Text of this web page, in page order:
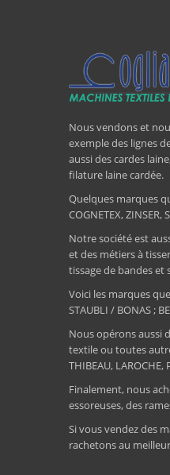
Nous vendons et
exemple des lignes
aussi des cardes
filature laine cardée.
Quelques marques
COGNETEX,
Notre société est
et des métiers à
tissage de bandes et
Voici les marques
STAUBLI / BONAS ;
Nous opérons aussi
textile ou toutes
THIBEAU, LAROCHE,
Finalement, nous
essoreuses, des
Si vous vendez des
rachetons au